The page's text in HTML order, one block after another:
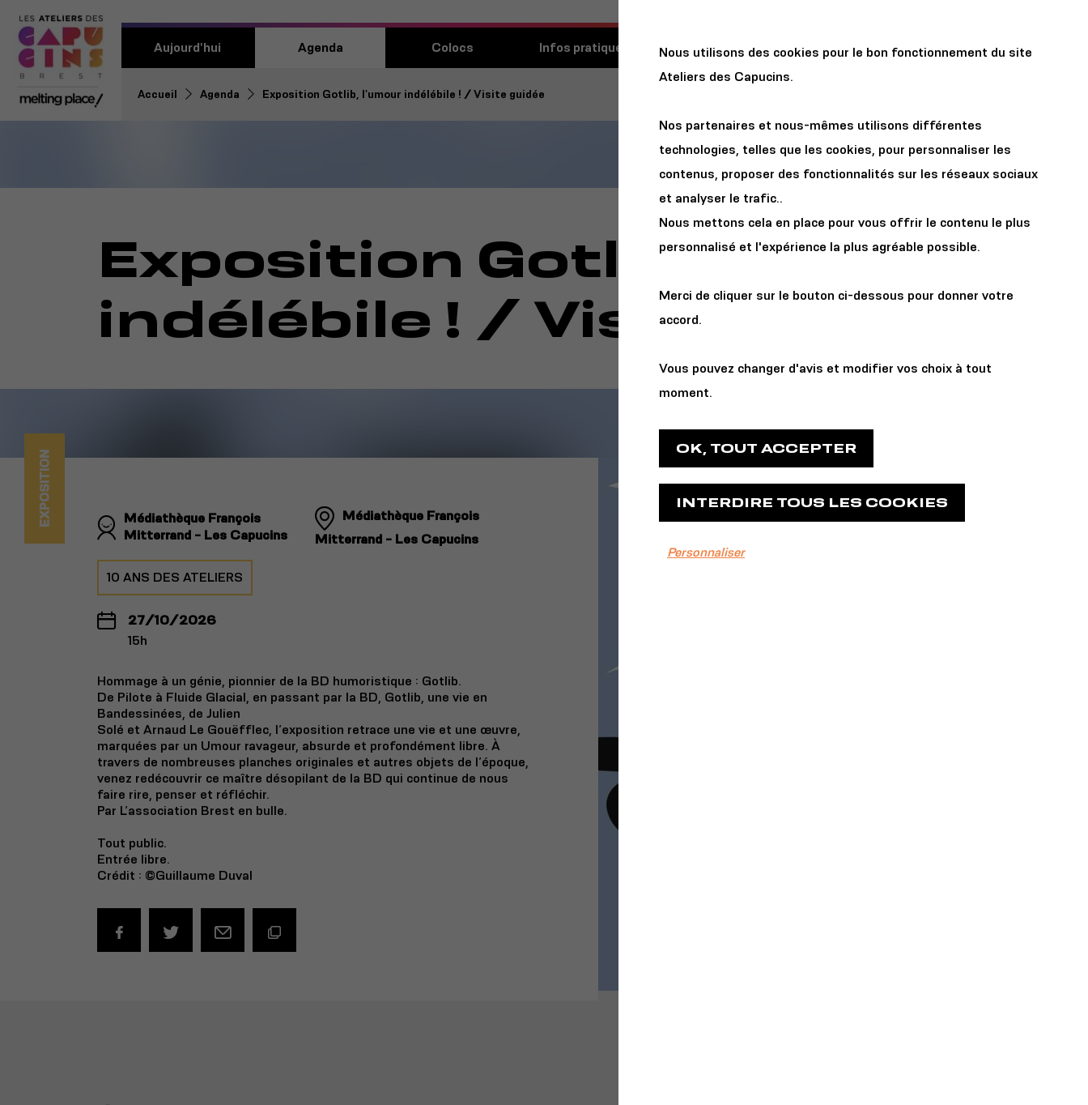
Aujourd'hui Agenda Colocs Infos pratiques
lieux
événement
Accueil Agenda Exposition Gotlib, l'umour indélébile ! / Visite guidée
Exposition Gotlib, l'umour
indélébile ! / Visite guidée
EXPOSITION
Médiathèque François
Mitterrand - Les Capucins
Médiathèque François
Mitterrand - Les Capucins
10 ANS DES ATELIERS
27/10/2026
15h
Hommage à un génie, pionnier de la BD humoristique : Gotlib.
De Pilote à Fluide Glacial, en passant par la BD, Gotlib, une vie en
Bandessinées, de Julien
Solé et Arnaud Le Gouëfflec, l’exposition retrace une vie et une œuvre,
marquées par un Umour ravageur, absurde et profondément libre. À
travers de nombreuses planches originales et autres objets de l’époque,
venez redécouvrir ce maître désopilant de la BD qui continue de nous
faire rire, penser et réfléchir.
Par L’association Brest en bulle.
Tout public.
Entrée libre.
Crédit : ©Guillaume Duval
Nous utilisons des cookies pour le bon fonctionnement du site
Ateliers des Capucins.
Nos partenaires et nous-mêmes utilisons différentes
technologies, telles que les cookies, pour personnaliser les
contenus, proposer des fonctionnalités sur les réseaux sociaux
et analyser le trafic..
Nous mettons cela en place pour vous offrir le contenu le plus
personnalisé et l'expérience la plus agréable possible.
Merci de cliquer sur le bouton ci-dessous pour donner votre
accord.
Vous pouvez changer d'avis et modifier vos choix à tout
moment.
OK, TOUT ACCEPTER
INTERDIRE TOUS LES COOKIES
Personnaliser